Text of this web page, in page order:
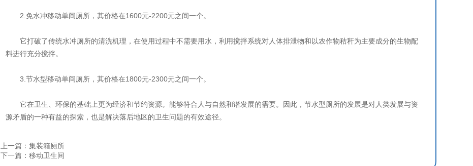
2.免水冲移动单间厕所，其价格在1600元-2200元之间一个。
它打破了传统水冲厕所的清洗机理，在使用过程中不需要用水，利用搅拌系统对人体排泄物和以农作物秸秆为主要成分的生物配
料进行充分搅拌。
3.节水型移动单间厕所，其价格在1800元-2300元之间一个。
它在卫生、环保的基础上更为经济和节约资源。能够符合人与自然和谐发展的需要。因此，节水型厕所的发展是对人类发展与资
源矛盾的一种有益的探索，也是解决落后地区的卫生问题的有效途径。
上一篇：集装箱厕所
下一篇：移动卫生间